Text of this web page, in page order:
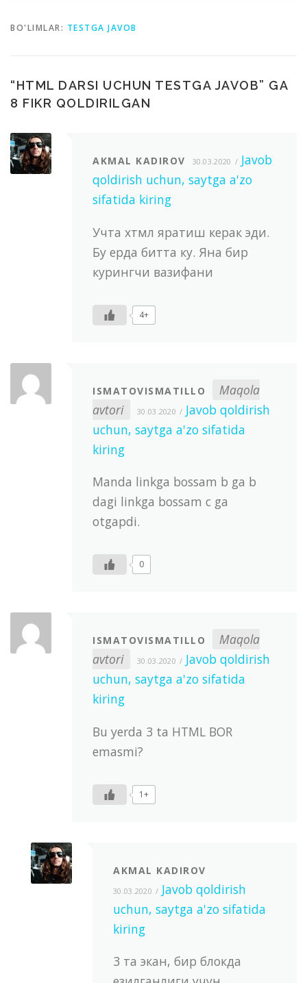
BO'LIMLAR: TESTGA JAVOB
“HTML DARSI UCHUN TESTGA JAVOB” GA
8 FIKR QOLDIRILGAN
AKMAL KADIROV 30.03.2020
Javob
qoldirish uchun, saytga a'zo
sifatida kiring
Учта хтмл яратиш керак эди.
Бу ерда битта ку. Яна бир
курингчи вазифани
4+
ISMATOVISMATILLO
Maqola
avtori
30.03.2020
Javob qoldirish
uchun, saytga a'zo sifatida
kiring
Manda linkga bossam b ga b
dagi linkga bossam c ga
otgapdi.
0
ISMATOVISMATILLO
Maqola
avtori
30.03.2020
Javob qoldirish
uchun, saytga a'zo sifatida
kiring
Bu yerda 3 ta HTML BOR
emasmi?
1+
AKMAL KADIROV
30.03.2020
Javob qoldirish
uchun, saytga a'zo sifatida
kiring
3 та экан, бир блокда